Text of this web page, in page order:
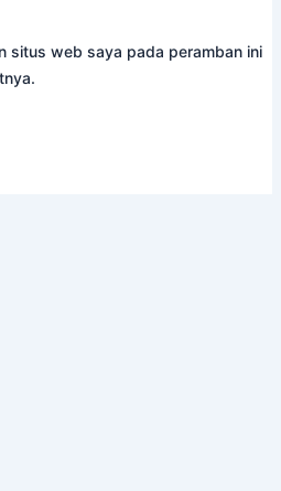
situs web saya pada peramban ini